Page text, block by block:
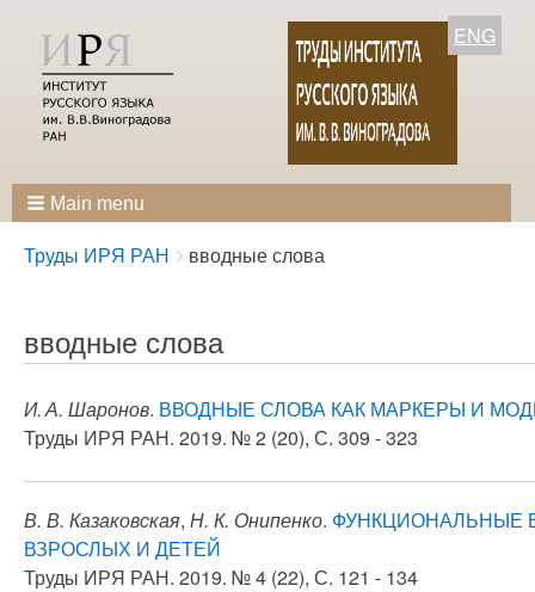
ENG
Main menu
Breadcrumbs
You
Труды ИРЯ РАН вводные слова
вводные слова
И. А. Шаронов. ВВОДНЫЕ СЛОВА КАК МАРКЕРЫ И
Труды ИРЯ РАН. 2019. № 2 (20), С. 309 - 323
В. В. Казаковская, Н. К. Онипенко. ФУНКЦИОНАЛЬНЫЕ
ВЗРОСЛЫХ И ДЕТЕЙ
Труды ИРЯ РАН. 2019. № 4 (22), С. 121 - 134